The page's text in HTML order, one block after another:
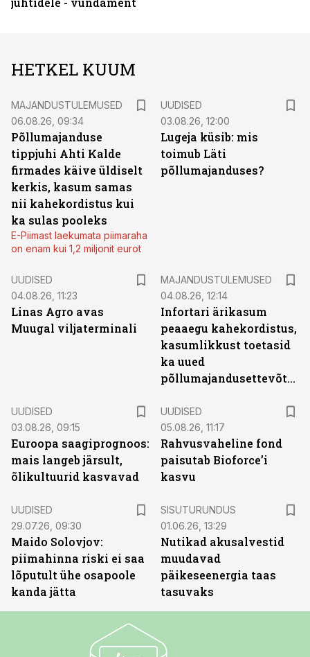
HETKEL KUUM
MAJANDUSTULEMUSED
06.08.26, 09:34
Põllumajanduse
tippjuhi Ahti Kalde
firmades käive üldiselt
kerkis, kasum samas
nii kahekordistus kui
ka sulas pooleks
E-Piimast laekumata piimaraha
on enam kui 1,2 miljonit eurot
UUDISED
03.08.26, 12:00
Lugeja küsib: mis
toimub Läti
põllumajanduses?
UUDISED
04.08.26, 11:23
Linas Agro avas
Muugal viljaterminali
MAJANDUSTULEMUSED
04.08.26, 12:14
Infortari ärikasum
peaaegu kahekordistus,
kasumlikkust toetasid
ka uued
põllumajandusettevõtted
UUDISED
03.08.26, 09:15
Euroopa saagiprognoos:
mais langeb järsult,
õlikultuurid kasvavad
UUDISED
05.08.26, 11:17
Rahvusvaheline fond
paisutab Bioforce’i
kasvu
UUDISED
29.07.26, 09:30
Maido Solovjov:
piimahinna riski ei saa
lõputult ühe osapoole
kanda jätta
SISUTURUNDUS
01.06.26, 13:29
Nutikad akusalvestid
muudavad
päikeseenergia taas
tasuvaks